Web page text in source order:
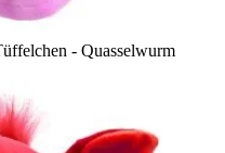
- Quasselwurm